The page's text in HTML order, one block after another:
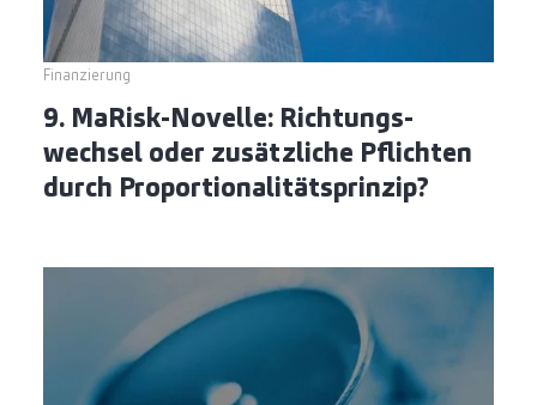
Finanzierung
9. MaRisk-Novelle: Richtungs­
wechsel oder zusätzliche Pflichten
durch Proportionalitätsprinzip?